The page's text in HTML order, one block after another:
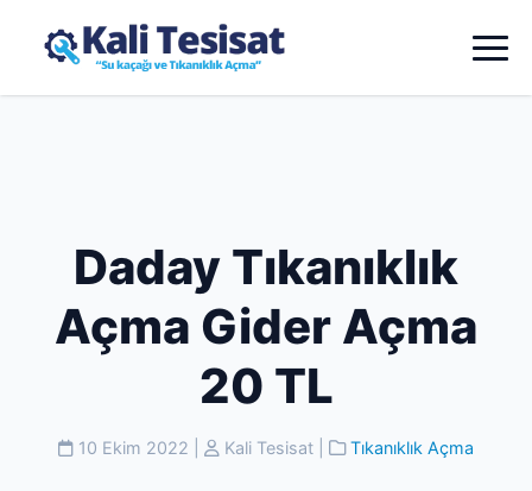
Daday Tıkanıklık
Açma Gider Açma
20 TL
10 Ekim 2022 Kali Tesisat Tıkanıklık Açma